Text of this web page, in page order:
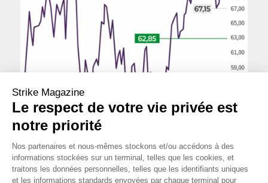
Cours au 17 novembre 2023
Strike Magazine
Le respect de votre vie privée est
notre priorité
Nos partenaires et nous-mêmes stockons et/ou accédons à des
informations stockées sur un terminal, telles que les cookies, et
traitons les données personnelles, telles que les identifiants uniques
et les informations standards envoyées par chaque terminal pour